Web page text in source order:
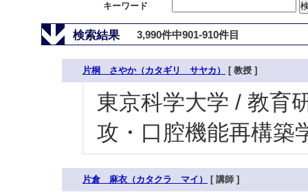
キーワード
検索結果 3,990件中901-910件目
片桐 さやか（カタギリ サヤカ） [ 教授 ]
東京科学大学 / 教育
攻・口腔機能再構築
片倉 麻衣（カタクラ マイ） [ 講師 ]